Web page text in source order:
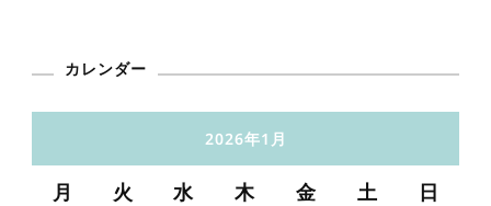
カレンダー
2026年1月
月 火 水 木 金 土 日